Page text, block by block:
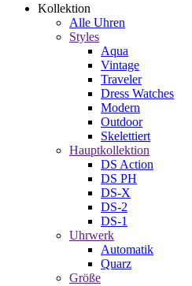
Kollektion
Alle Uhren
Styles
Aqua
Vintage
Traveler
Dress Watches
Modern
Outdoor
Skelettiert
Hauptkollektion
DS Action
DS PH
DS-X
DS-2
DS-1
Uhrwerk
Automatik
Quarz
Größe